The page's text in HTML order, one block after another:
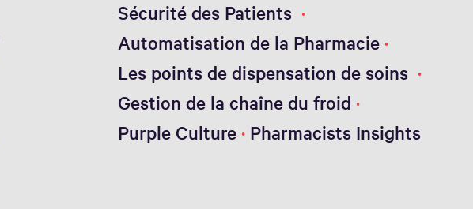
Sécurité des Patients
Automatisation de la Pharmacie
Les points de dispensation de soins
Gestion de la chaîne du froid
Purple Culture Pharmacists Insights